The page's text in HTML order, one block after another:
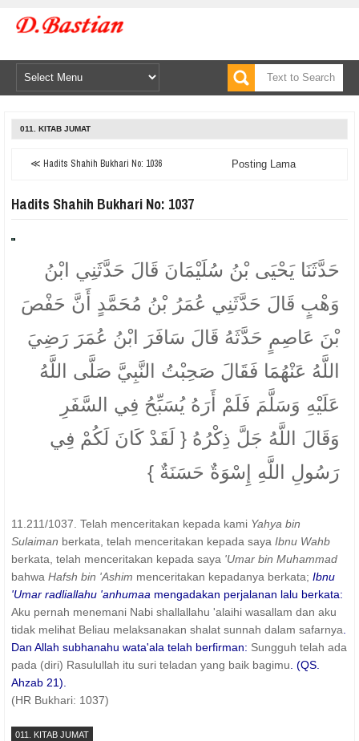
011. KITAB JUMAT
≪ Hadits Shahih Bukhari No: 1036 Posting Lama
Hadits Shahih Bukhari No: 1037
حَدَّثَنَا يَحْيَى بْنُ سُلَيْمَانَ قَالَ حَدَّثَنِي ابْنُ
وَهْبٍ قَالَ حَدَّثَنِي عُمَرُ بْنُ مُحَمَّدٍ أَنَّ حَفْصَ
بْنَ عَاصِمٍ حَدَّثَهُ قَالَ سَافَرَ ابْنُ عُمَرَ رَضِيَ
اللَّهُ عَنْهُمَا فَقَالَ صَحِبْتُ النَّبِيَّ صَلَّى اللَّهُ
عَلَيْهِ وَسَلَّمَ فَلَمْ أَرَهُ يُسَبِّحُ فِي السَّفَرِ
وَقَالَ اللَّهُ جَلَّ ذِكْرُهُ { لَقَدْ كَانَ لَكُمْ فِي
رَسُولِ اللَّهِ إِسْوَةٌ حَسَنَةٌ }
11.211/1037. Telah menceritakan kepada kami Yahya bin
Sulaiman berkata, telah menceritakan kepada saya Ibnu Wahb
berkata, telah menceritakan kepada saya 'Umar bin Muhammad
bahwa Hafsh bin 'Ashim menceritakan kepadanya berkata; Ibnu
'Umar radliallahu 'anhumaa mengadakan perjalanan lalu berkata:
Aku pernah menemani Nabi shallallahu 'alaihi wasallam dan aku
tidak melihat Beliau melaksanakan shalat sunnah dalam safarnya
Dan Allah subhanahu wata'ala telah berfirman: Sungguh telah ada
pada (diri) Rasulullah itu suri teladan yang baik bagimu . (QS.
Ahzab 21).
(HR Bukhari: 1037)
011. KITAB JUMAT